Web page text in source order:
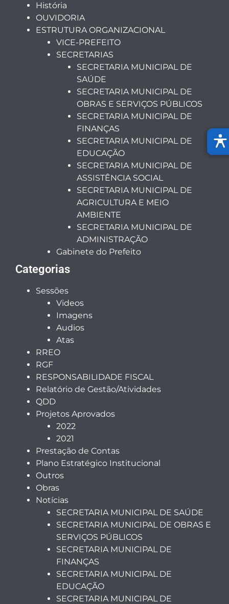
História
OUVIDORIA
ESTRUTURA ORGANIZACIONAL
VICE-PREFEITO
SECRETARIAS
SECRETARIA MUNICIPAL DE
SAÚDE
SECRETARIA MUNICIPAL DE
OBRAS E SERVIÇOS PÚBLICOS
SECRETARIA MUNICIPAL DE
FINANÇAS
SECRETARIA MUNICIPAL DE
EDUCAÇÃO
SECRETARIA MUNICIPAL DE
ASSISTÊNCIA SOCIAL
SECRETARIA MUNICIPAL DE
AGRICULTURA E MEIO
AMBIENTE
SECRETARIA MUNICIPAL DE
ADMINISTRAÇÃO
Gabinete do Prefeito
Categorias
Sessões
Videos
Imagens
Audios
Atas
RREO
RGF
RESPONSABILIDADE FISCAL
Relatório de Gestão/Atividades
QDD
Projetos Aprovados
2022
2021
Prestação de Contas
Plano Estratégico Institucional
Outros
Obras
Notícias
SECRETARIA MUNICIPAL DE SAÚDE
SECRETARIA MUNICIPAL DE OBRAS E
SERVIÇOS PÚBLICOS
SECRETARIA MUNICIPAL DE
FINANÇAS
SECRETARIA MUNICIPAL DE
EDUCAÇÃO
SECRETARIA MUNICIPAL DE